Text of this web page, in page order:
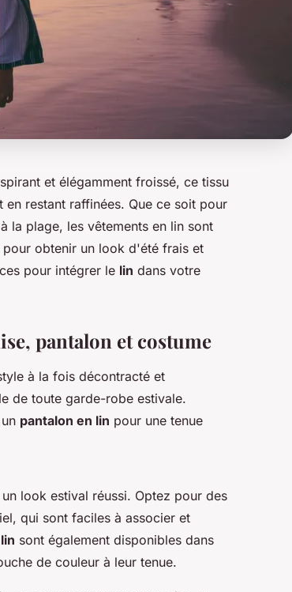
et élégamment froissé, ce tissu
restant raffinées. Que ce soit pour
la plage, les vêtements en lin sont
obtenir un look d'été frais et
pour intégrer le lin dans votre
pantalon et costume
à la fois décontracté et
de toute garde-robe estivale.
pantalon en lin pour une tenue
look estival réussi. Optez pour des
qui sont faciles à associer et
sont également disponibles dans
de couleur à leur tenue.